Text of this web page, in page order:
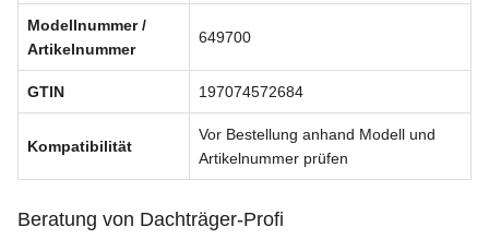
Modellnummer /
Artikelnummer
649700
GTIN 197074572684
Kompatibilität
Vor Bestellung anhand Modell und
Artikelnummer prüfen
Beratung von Dachträger-Profi